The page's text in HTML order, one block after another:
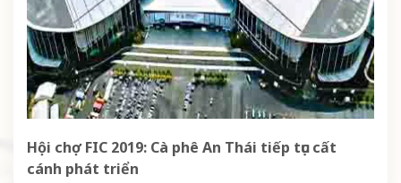
Hội chợ FIC 2019: Cà phê An Thái tiếp tục cất
cánh phát triển